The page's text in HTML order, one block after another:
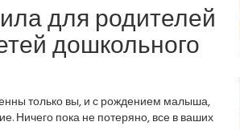
для родителей
дошкольного
только вы, и с рождением малыша,
Ничего пока не потеряно, все в ваших